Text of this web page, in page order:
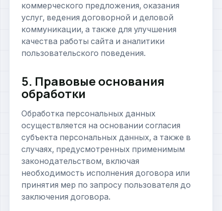
коммерческого предложения, оказания
услуг, ведения договорной и деловой
коммуникации, а также для улучшения
качества работы сайта и аналитики
пользовательского поведения.
5. Правовые основания
обработки
Обработка персональных данных
осуществляется на основании согласия
субъекта персональных данных, а также в
случаях, предусмотренных применимым
законодательством, включая
необходимость исполнения договора или
принятия мер по запросу пользователя до
заключения договора.